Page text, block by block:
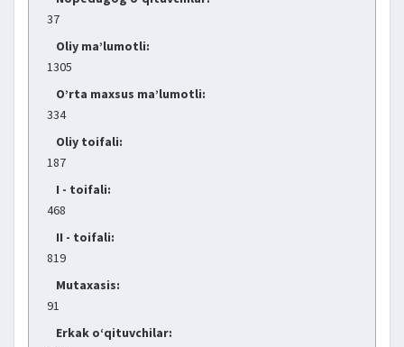
37
Oliy ma’lumotli:
1305
O’rta maxsus ma’lumotli:
334
Oliy toifali:
187
I - toifali:
468
II - toifali:
819
Mutaxasis:
91
Erkak o‘qituvchilar: